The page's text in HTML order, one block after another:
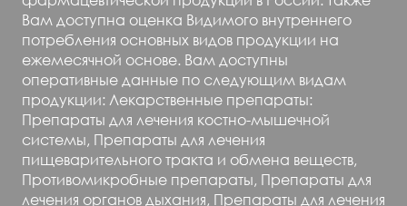
Вам доступна оценка Видимого внутреннего
потребления основных видов продукции на
ежемесячной основе. Вам доступны
оперативные данные по следующим видам
продукции: Лекарственные препараты:
Препараты для лечения костно-мышечной
системы, Препараты для лечения
пищеварительного тракта и обмена веществ,
Противомикробные препараты, Препараты для
лечения органов дыхания, Препараты для лечения